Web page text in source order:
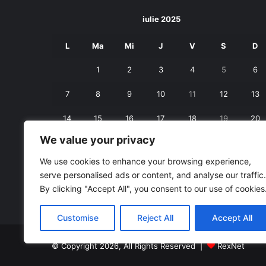
We value your privacy
We use cookies to enhance your browsing experience,
serve personalised ads or content, and analyse our traffic.
By clicking "Accept All", you consent to our use of
Customise Reject All Accept All
iulie 2025
L Ma Mi J V S D
1 2 3 4 5 6
7 8 9 10 11 12 13
14 15 16 17 18 19 20
21 22 23
28 29 30 31
aug. »
© Copyright 2026, All Rights Reserved | RexNet